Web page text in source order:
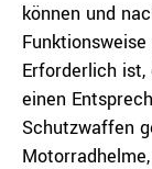
können und
Erforderlich
einen
Schutzwaffen